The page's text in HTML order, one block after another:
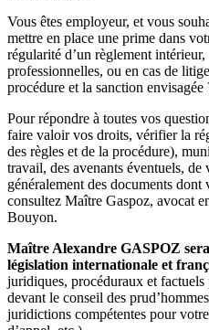
Vous êtes employeur, et vous
mettre en place une prime dans
régularité d’un règlement
professionnelles, ou en cas de
procédure et la sanction envisagée
Pour répondre à toutes vos
faire valoir vos droits, vérifier la
des règles et de la procédure),
travail, des avenants éventuels,
généralement des documents dont
consultez Maître Gaspoz, avocat
Bouyon.
Maître Alexandre GASPOZ
législation internationale et
juridiques, procéduraux et
devant le conseil des
juridictions compétentes pour